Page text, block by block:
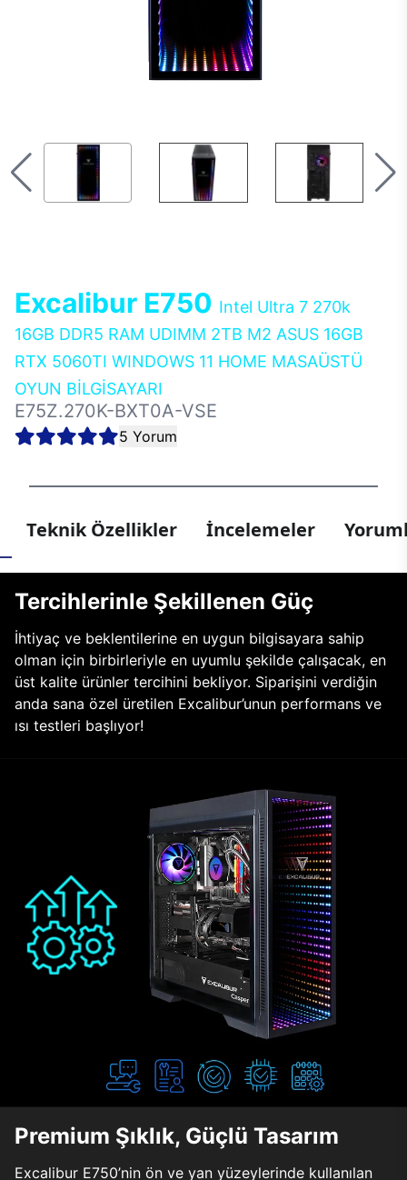
Excalibur E750 Intel Ultra 7 270k
16GB DDR5 RAM UDIMM 2TB M2 ASUS 16GB
RTX 5060TI WINDOWS 11 HOME MASAÜSTÜ
OYUN BİLGİSAYARI
E75Z.270K-BXT0A-VSE
5 Yorum
Teknik Özellikler İncelemeler
Tercihlerinle Şekillenen Güç
İhtiyaç ve beklentilerine en uygun bilgisayara sahip
olman için birbirleriyle en uyumlu şekilde çalışacak, en
üst kalite ürünler tercihini bekliyor. Siparişini verdiğin
anda sana özel üretilen Excalibur’unun performans ve
ısı testleri başlıyor!
Premium Şıklık, Güçlü Tasarım
Excalibur E750’nin ön ve yan yüzeylerinde kullanılan